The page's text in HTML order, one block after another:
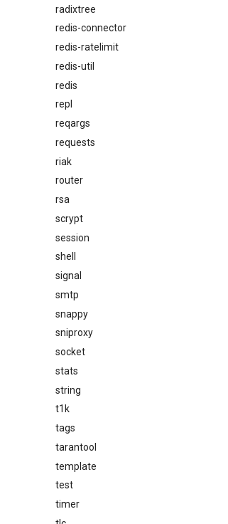
radixtree
redis-connector
redis-ratelimit
redis-util
redis
repl
reqargs
requests
riak
router
rsa
scrypt
session
shell
signal
smtp
snappy
sniproxy
socket
stats
string
t1k
tags
tarantool
template
test
timer